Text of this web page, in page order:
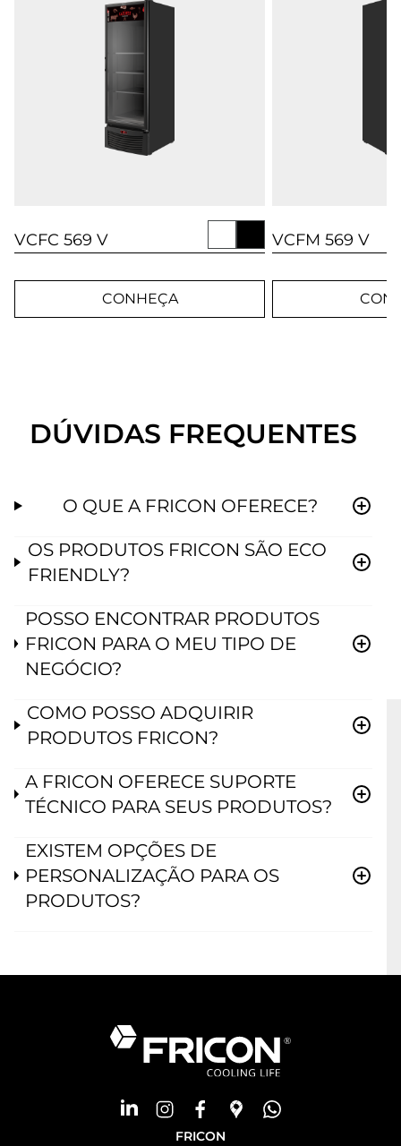
VCFC 569 V
CONHEÇA
VCFM 569 V
DÚVIDAS FREQUENTES
O QUE A FRICON OFERECE?
OS PRODUTOS FRICON SÃO ECO
FRIENDLY?
POSSO ENCONTRAR PRODUTOS
FRICON PARA O MEU TIPO DE
NEGÓCIO?
COMO POSSO ADQUIRIR
PRODUTOS FRICON?
A FRICON OFERECE SUPORTE
TÉCNICO PARA SEUS PRODUTOS?
EXISTEM OPÇÕES DE
PERSONALIZAÇÃO PARA OS
PRODUTOS?
FRICON